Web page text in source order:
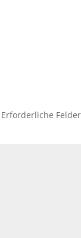
Erforderliche